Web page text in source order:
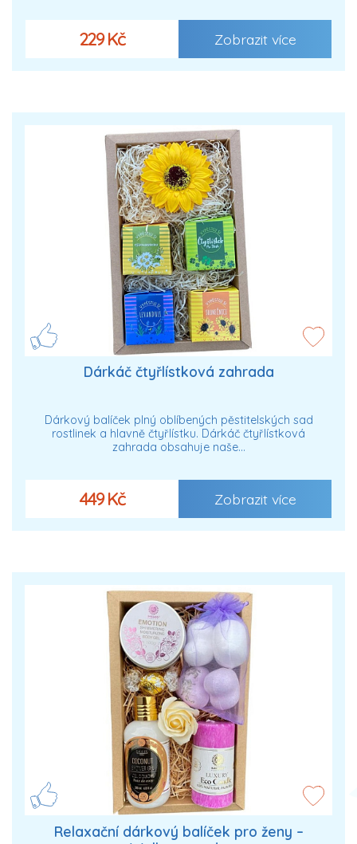
229 Kč Zobrazit více
Dárkáč čtyřlístková zahrada
Dárkový balíček plný oblíbených pěstitelských sad
rostlinek a hlavně čtyřlístku. Dárkáč čtyřlístková
zahrada obsahuje naše…
449 Kč Zobrazit více
Relaxační dárkový balíček pro ženy –